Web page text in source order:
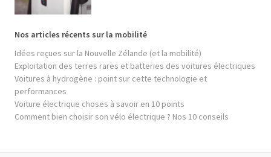
Nos articles récents sur la mobilité
Idées reçues sur la Nouvelle Zélande (et la mobilité)
Exploitation des terres rares et batteries des voitures électriques
Voitures à hydrogène : point sur cette technologie et
performances
Voiture électrique choses à savoir en 10 points
Comment bien choisir son vélo électrique ? Nos 10 conseils